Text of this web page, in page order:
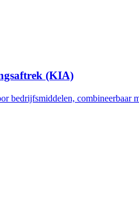
(KIA)
bedrijfsmiddelen, combineerbaar